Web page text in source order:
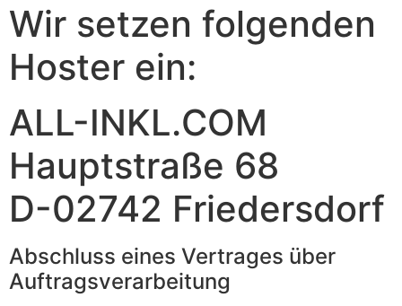
Wir setzen folgenden
Hoster ein:
ALL-INKL.COM
Hauptstraße 68
D-02742 Friedersdorf
Abschluss eines Vertrages über
Auftragsverarbeitung